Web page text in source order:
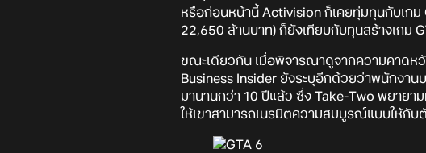
หรือก่อนหน้านี้ Activision ก็เคยทุ่มทุนกับเก
22,650 ล้านบาท) ก็ยังเทียบกับทุนสร้างเกม
ขณะเดียวกัน เมื่อพิจารณาดูจากความคาดหวั
Business Insider ยังระบุอีกด้วยว่าพนักงา
มานานกว่า 10 ปีแล้ว ซึ่ง Take-Two พยายา
ให้เขาสามารถเนรมิตความสมบูรณ์แบบให้กับตั